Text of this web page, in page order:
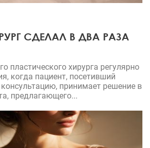
СДЕЛАЛ В ДВА РАЗА
пластического хирурга регулярно
когда пациент, посетивший
принимает решение в
предлагающего...